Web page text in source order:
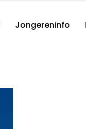
Jongereninfo